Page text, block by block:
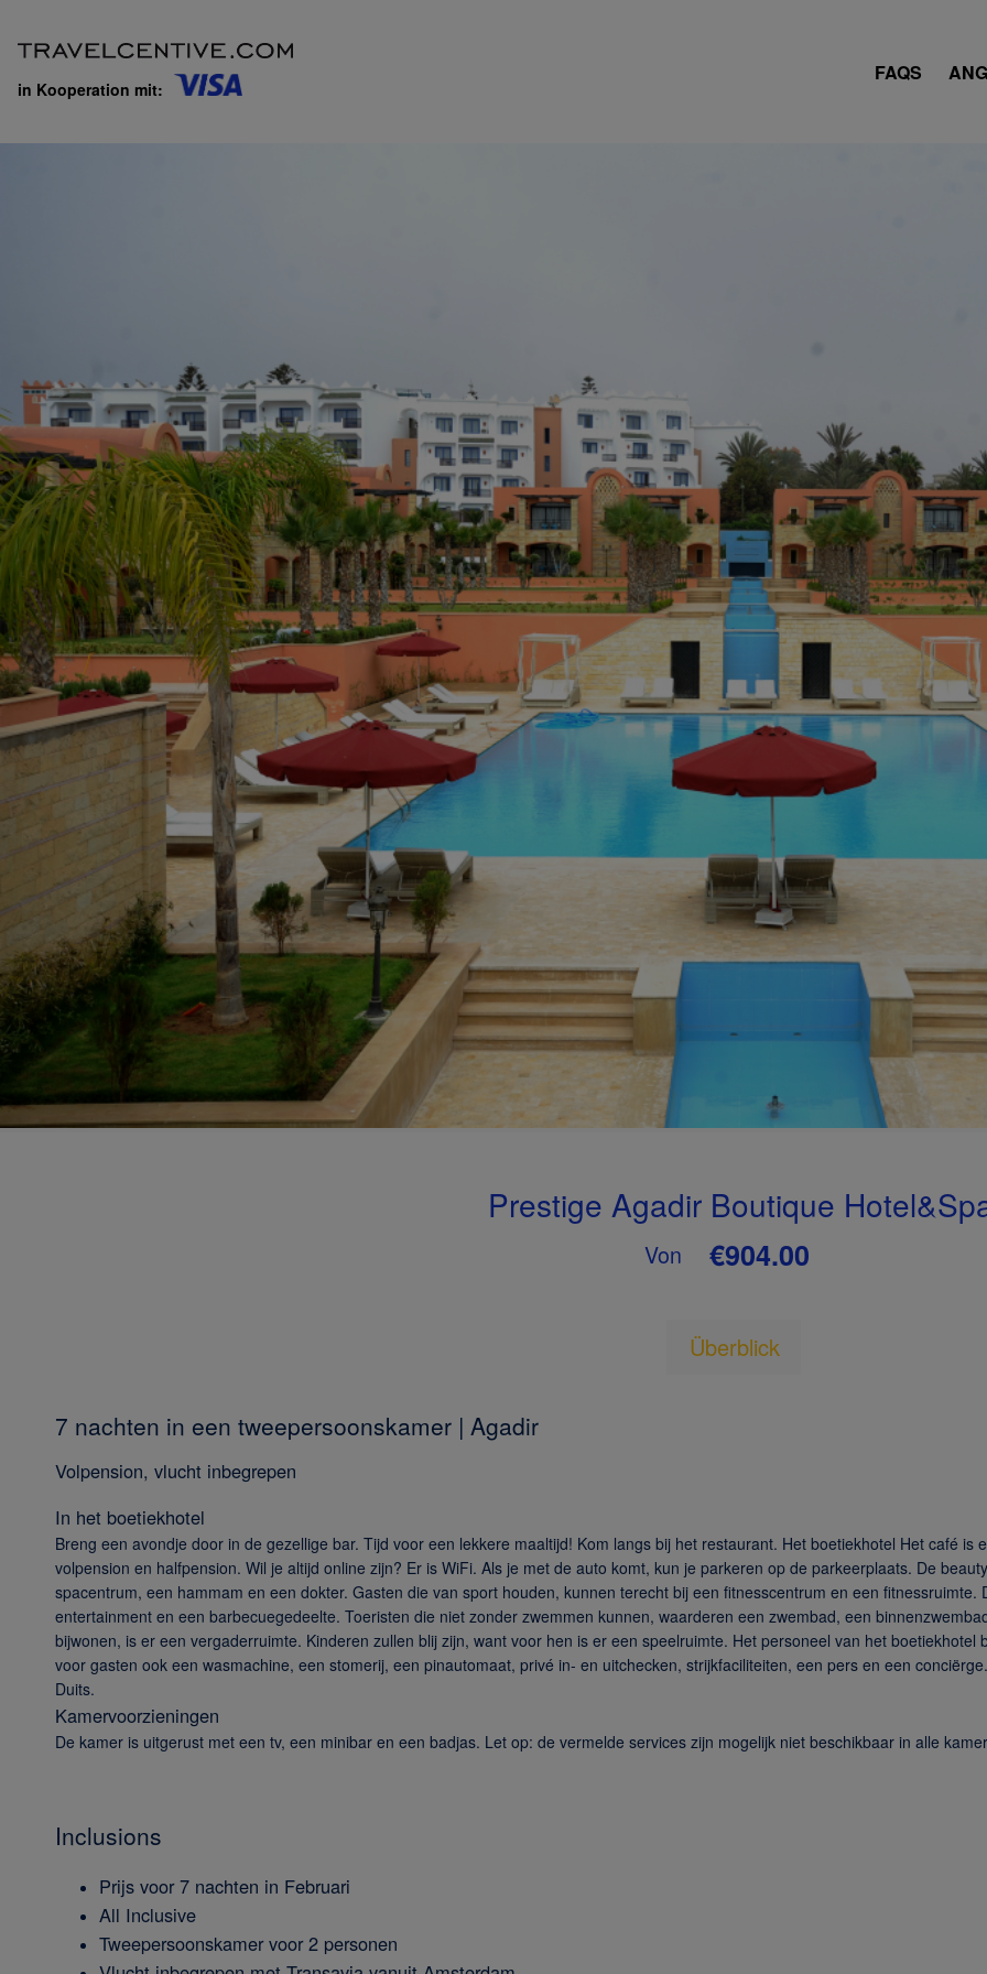
in Kooperation mit:
FAQS
Prestige Agadir Boutique
Von €904.00
Überblick
7 nachten in een tweepersoonskamer | Agadir
Volpension, vlucht inbegrepen
In het boetiekhotel
Breng een avondje door in de gezellige bar. Tijd voor een lekkere maaltijd! Kom langs bij het restaurant. Het boetiekhotel Het café
volpension en halfpension. Wil je altijd online zijn? Er is WiFi. Als je met de auto komt, kun je parkeren op de parkeerplaats. De
spacentrum, een hammam en een dokter. Gasten die van sport houden, kunnen terecht bij een fitnesscentrum en een
entertainment en een barbecuegedeelte. Toeristen die niet zonder zwemmen kunnen, waarderen een zwembad, een
bijwonen, is er een vergaderruimte. Kinderen zullen blij zijn, want voor hen is er een speelruimte. Het personeel van het
voor gasten ook een wasmachine, een stomerij, een pinautomaat, privé in- en uitchecken, strijkfaciliteiten, een pers en een
Duits.
Kamervoorzieningen
De kamer is uitgerust met een tv, een minibar en een badjas. Let op: de vermelde services zijn mogelijk niet beschikbaar in alle
Inclusions
Prijs voor 7 nachten in Februari
All Inclusive
Tweepersoonskamer voor 2 personen